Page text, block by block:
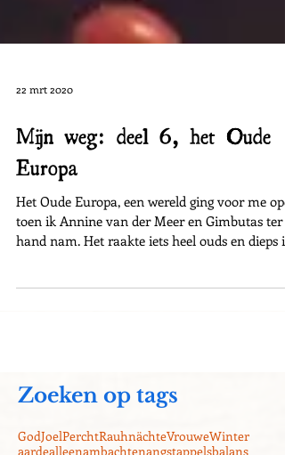
Mijn weg: deel 6, het Oude
Europa
Het Oude Europa, een wereld ging voor me
toen ik Annine van der Meer en Gimbutas ter